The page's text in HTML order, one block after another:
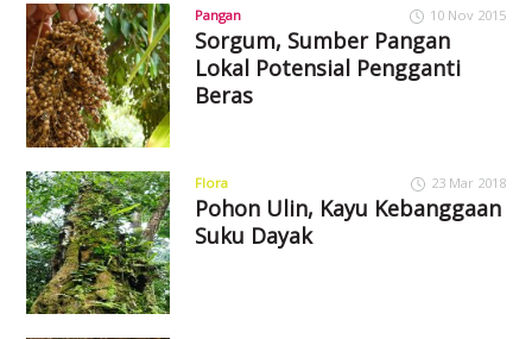
Pangan 10 Nov 2015
Sorgum, Sumber Pangan
Lokal Potensial Pengganti
Beras
Flora 23 Mar 2018
Pohon Ulin, Kayu Kebanggaan
Suku Dayak